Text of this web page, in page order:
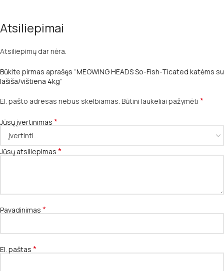
Atsiliepimai
Atsiliepimų dar nėra.
Būkite pirmas aprašęs “MEOWING HEADS So-Fish-Ticated katėms su
lašiša/vištiena 4kg”
El. pašto adresas nebus skelbiamas. Būtini laukeliai pažymėti *
Jūsų įvertinimas *
Jūsų atsiliepimas *
Pavadinimas *
El. paštas *